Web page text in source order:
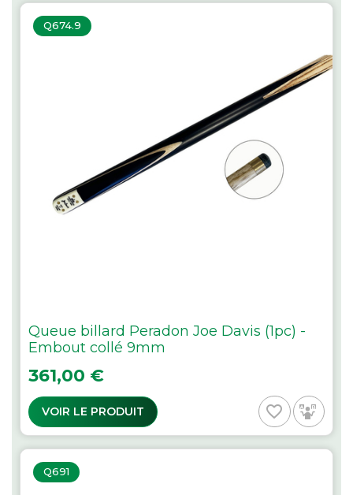
Q674.9
Queue billard Peradon Joe Davis (1pc) -
Embout collé 9mm
Prix
361,00 €
VOIR LE PRODUIT favorite_border
Q691